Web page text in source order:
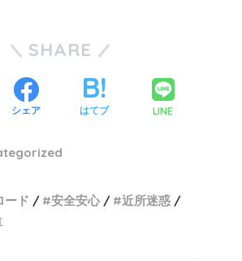
SHARE
シェア はてブ LINE
ード
安全安心
近所迷惑